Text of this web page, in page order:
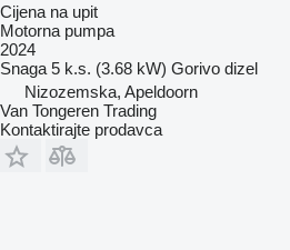
Cijena na upit
Motorna pumpa
2024
Snaga 5 k.s. (3.68 kW) Gorivo dizel
Nizozemska, Apeldoorn
Van Tongeren Trading
Kontaktirajte prodavca